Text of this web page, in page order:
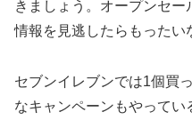
きましょう。オープンセ
情報を見逃したらもったい
セブンイレブンでは1個買
なキャンペーンもやって